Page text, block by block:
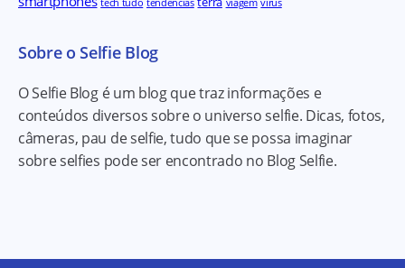
tech tudo tendências viagem vírus
Sobre o Selfie Blog
O Selfie Blog é um blog que traz informações e
conteúdos diversos sobre o universo selfie. Dicas, fotos,
câmeras, pau de selfie, tudo que se possa imaginar
sobre selfies pode ser encontrado no Blog Selfie.